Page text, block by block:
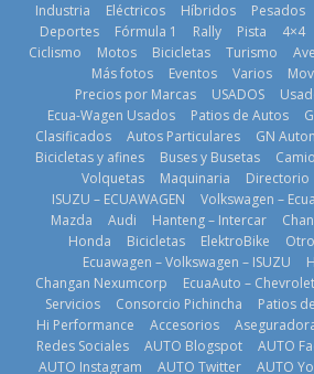
BMW, Toyota,
Bosch y
prueban flota
que usa
gasolina 100%
renovable
25 de julio de
2026
La Vuelta al
Ecuador 2026,
edición 47ª,
recorre 7
provincias en 8
días
1 de agosto de
2026
Industria Eléctricos Híbridos Pesados
Deportes
Fórmula 1 Rally Pista 4×4
Ciclismo
Motos Bicicletas Turismo
Más fotos
Eventos Varios
Precios por Marcas
USADOS
Ecua-Wagen Usados
Patios de Autos
Clasificados
Autos Particulares GN
Bicicletas y afines
Buses y Busetas
Volquetas
Maquinaria Directorio
ISUZU – ECUAWAGEN
Volkswagen –
Mazda
Audi Hanteng – Intercar
Honda
Bicicletas ElektroBike
Ecuawagen – Volkswagen – ISUZU
Changan Nexumcorp
EcuaAuto – Chevrolet
Servicios
Consorcio Pichincha Patios
Hi Performance
Accesorios
Redes Sociales
AUTO Blogspot AUTO
AUTO Instagram
AUTO Twitter AUTO